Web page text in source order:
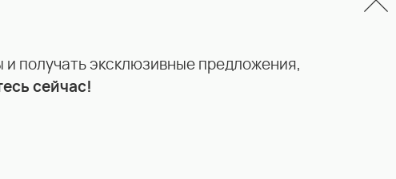
получать эксклюзивные предложения,
сейчас!